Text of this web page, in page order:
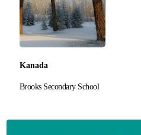
Kanada
Brooks Secondary School